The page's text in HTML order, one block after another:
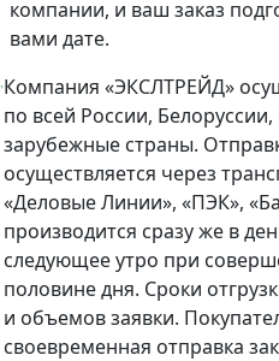
компании, и ваш заказ
вами дате.
Компания «ЭКСЛТРЕЙД»
по всей России, Белоруссии,
зарубежные страны.
осуществляется через
«Деловые Линии», «ПЭК»,
производится сразу же в
следующее утро при
половине дня. Сроки
и объемов заявки.
своевременная отправка